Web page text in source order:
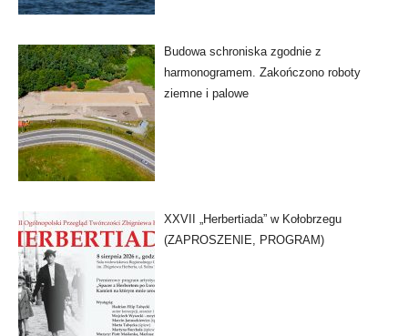
Budowa schroniska zgodnie z
harmonogramem. Zakończono roboty
ziemne i palowe
XXVII „Herbertiada” w Kołobrzegu
(ZAPROSZENIE, PROGRAM)